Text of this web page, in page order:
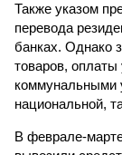
Также указом
перевода
банках. Однако
товаров, оплаты
коммунальными
национальной,
В феврале-